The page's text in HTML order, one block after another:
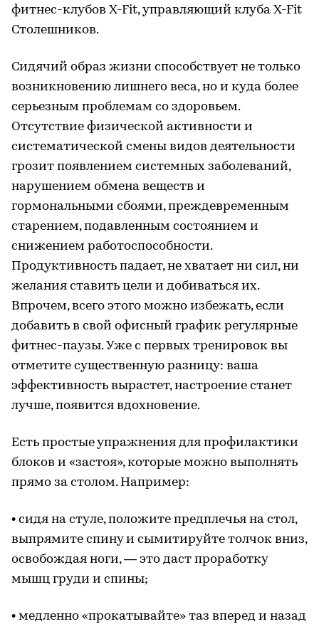
фитнес-клубов X-Fit, управляющий клуба X-Fit
Столешников.
Сидячий образ жизни способствует не только
возникновению лишнего веса, но и куда более
серьезным проблемам со здоровьем.
Отсутствие физической активности и
систематической смены видов деятельности
грозит появлением системных заболеваний,
нарушением обмена веществ и
гормональными сбоями, преждевременным
старением, подавленным состоянием и
снижением работоспособности.
Продуктивность падает, не хватает ни сил, ни
желания ставить цели и добиваться их.
Впрочем, всего этого можно избежать, если
добавить в свой офисный график регулярные
фитнес-паузы. Уже с первых тренировок вы
отметите существенную разницу: ваша
эффективность вырастет, настроение станет
лучше, появится вдохновение.
Есть простые упражнения для профилактики
блоков и «застоя», которые можно выполнять
прямо за столом. Например:
• сидя на стуле, положите предплечья на стол,
выпрямите спину и сымитируйте толчок вниз,
освобождая ноги, — это даст проработку
мышц груди и спины;
• медленно «прокатывайте» таз вперед и назад